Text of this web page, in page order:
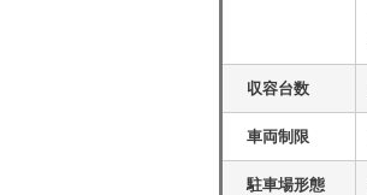
収容台数
車両制限
駐車場形態